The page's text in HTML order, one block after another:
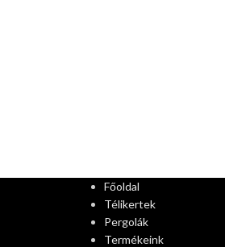
Főoldal
Télikertek
Pergolák
Termékeink